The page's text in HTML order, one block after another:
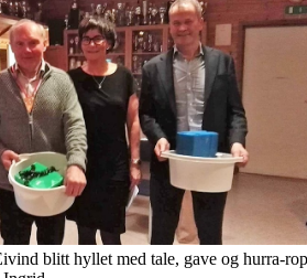
blitt hyllet med tale, gave og hurra-